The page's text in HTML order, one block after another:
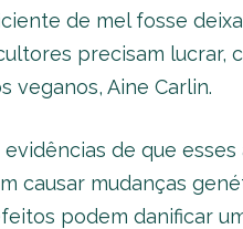
de mel fosse
precisam lucrar,
veganos, Aine Carlin.
de que
causar mudanças
podem danificar